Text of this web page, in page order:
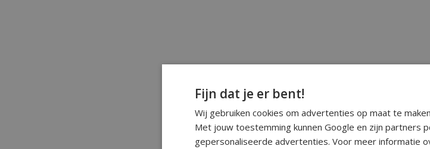
Fijn dat je er bent!
Wij gebruiken cookies om advertenties op maat te
Met jouw toestemming kunnen Google en zijn partners
gepersonaliseerde advertenties. Voor meer informatie